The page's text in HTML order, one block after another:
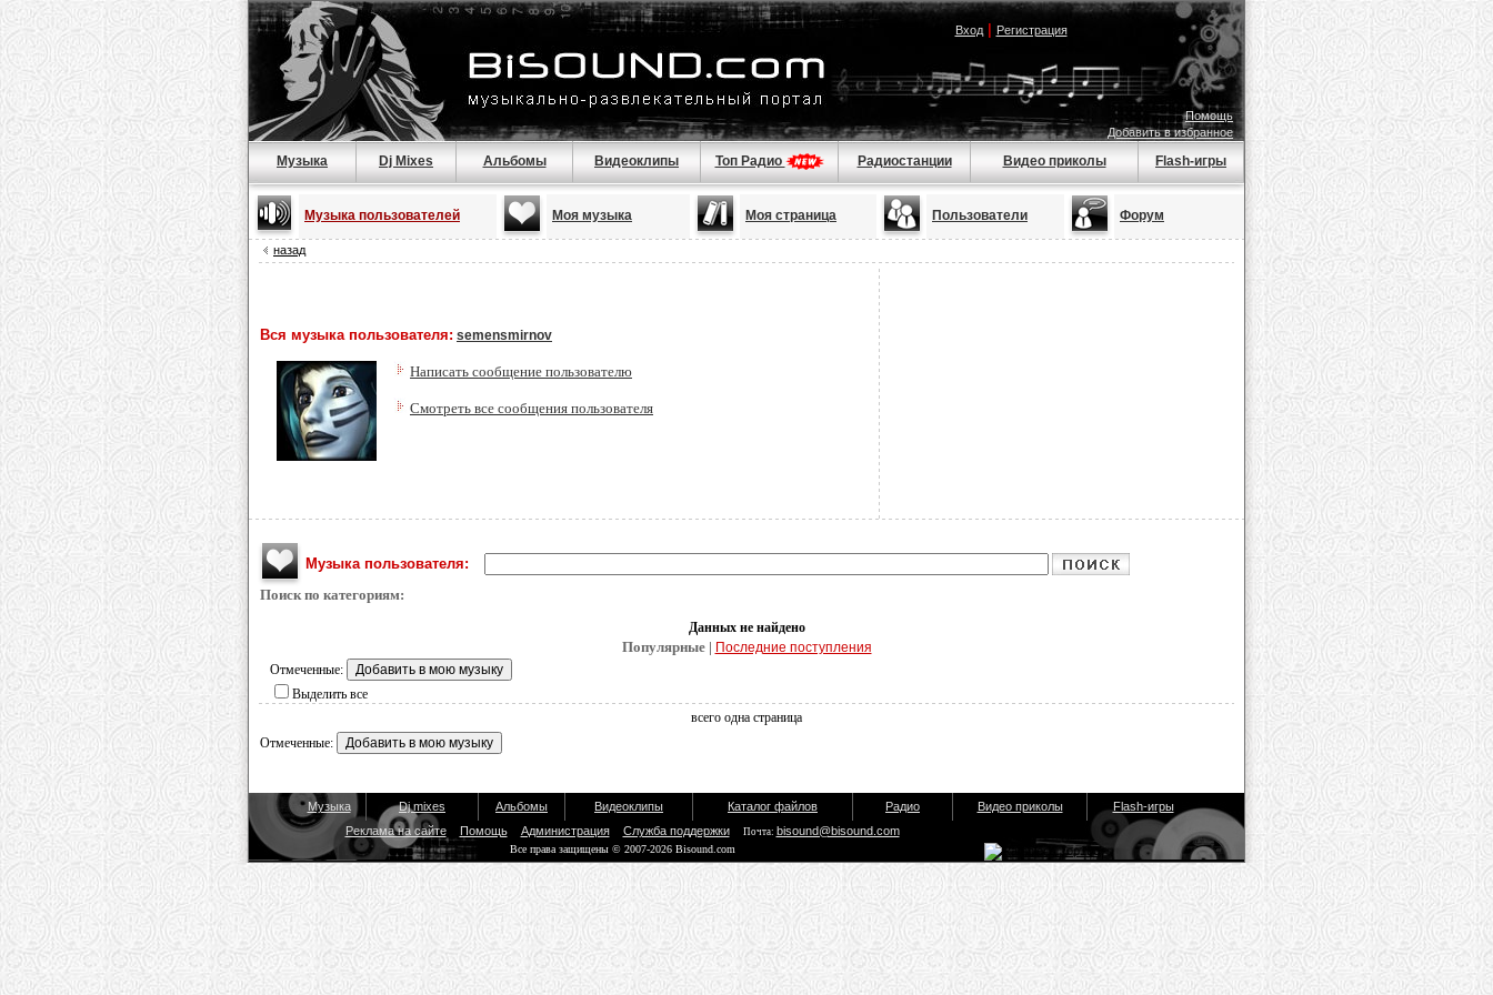
Вход| Регистрация
Помощь
Добавить в избранное
Музыка Dj Mixes Альбомы Видеоклипы Топ Радио Радиостанции Видео приколы Flash-игры
Музыка пользователей Моя музыка Моя страница Пользователи Форум
назад
Вся музыка пользователя: semensmirnov
Написать сообщение пользователю
Смотреть все сообщения пользователя
Музыка пользователя:
Поиск по категориям:
Данных не найдено
Популярные | Последние поступления
Отмеченные:
Выделить все
всего одна страница
Отмеченные:
Музыка Dj mixes Альбомы Видеоклипы Каталог файлов Радио Видео приколы
Flash-игры
Реклама на сайте
Помощь Администрация Служба поддержки Почта: bisound@bisound.com
Все права защищены © 2007-2026 Bisound.com